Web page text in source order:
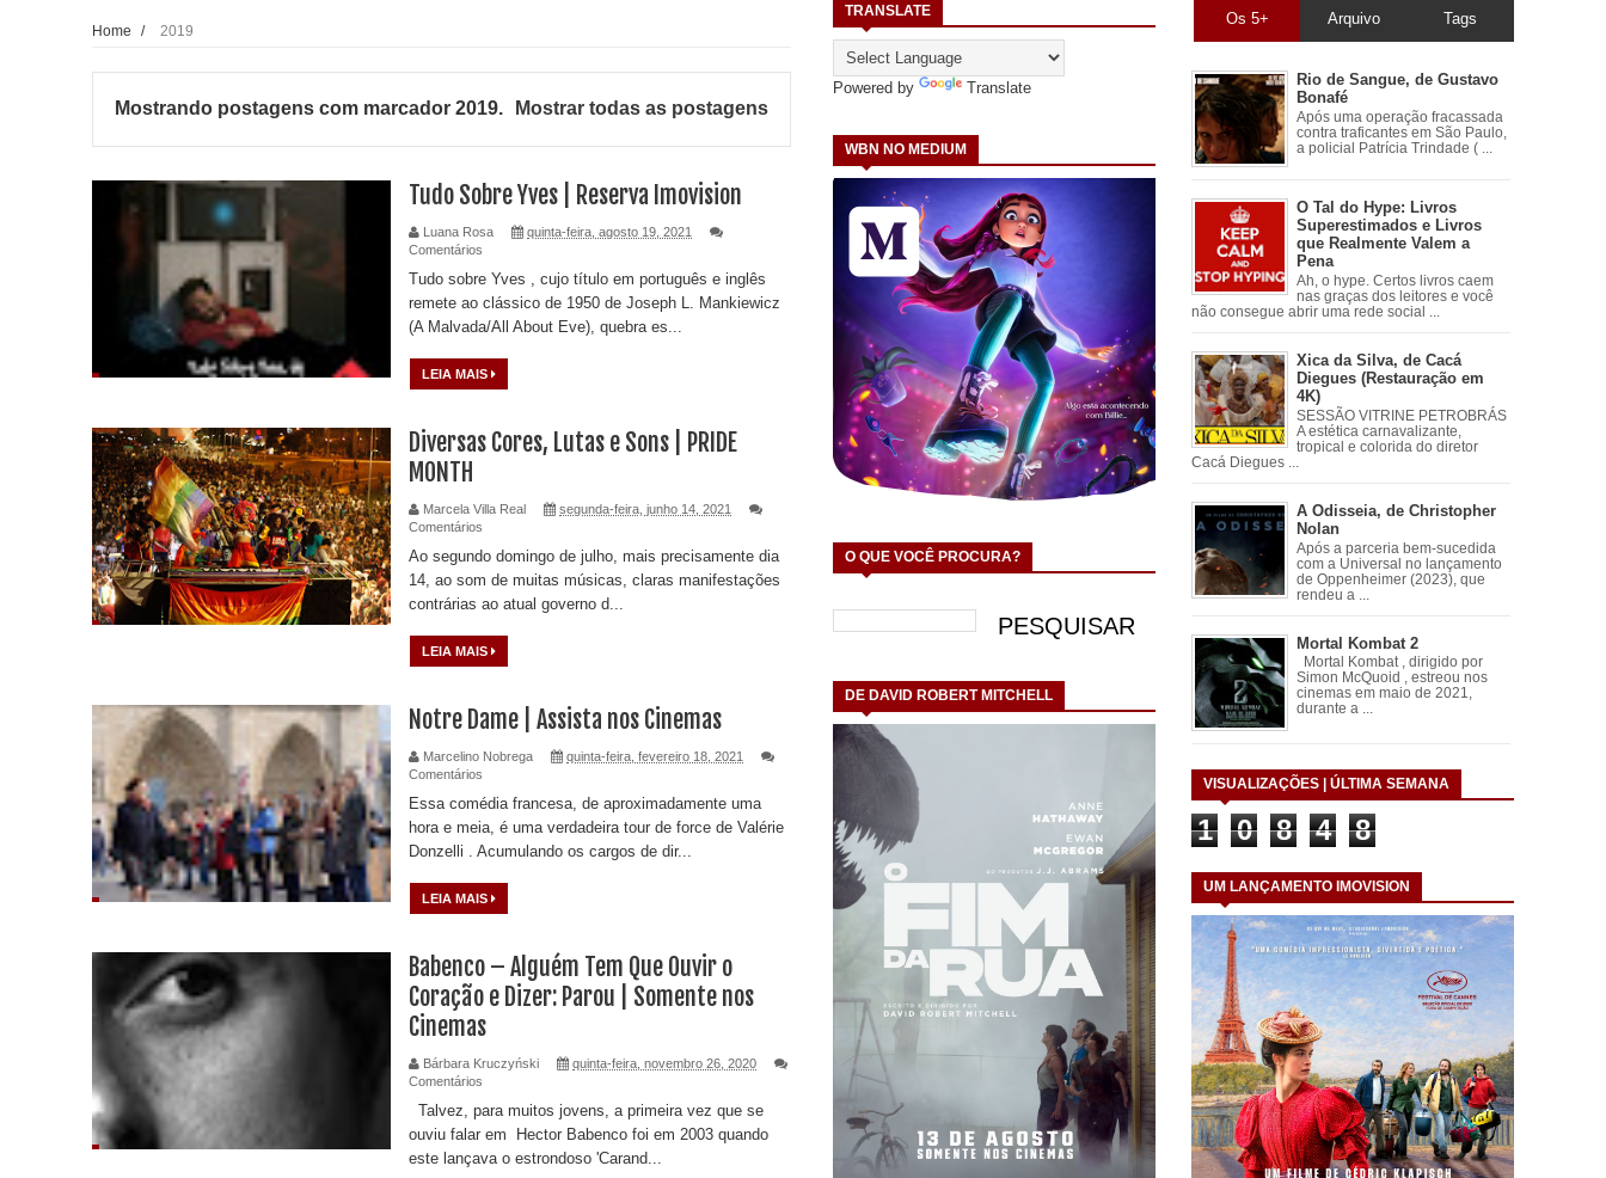
TRANSLATE
Powered by Translate
WBN NO MEDIUM
O QUE VOCÊ PROCURA?
DE DAVID ROBERT MITCHELL
Home / 2019
Mostrando postagens com marcador 2019. Mostrar todas as postagens
Tudo Sobre Yves | Reserva Imovision
Luana Rosa
quinta-feira, agosto 19, 2021
Comentários
Tudo sobre Yves , cujo título em português e inglês
remete ao clássico de 1950 de Joseph L. Mankiewicz
(A Malvada/All About Eve), quebra es...
LEIA MAIS
Diversas Cores, Lutas e Sons | PRIDE
MONTH
Marcela Villa Real
segunda-feira, junho 14, 2021
Comentários
Ao segundo domingo de julho, mais precisamente dia
14, ao som de muitas músicas, claras manifestações
contrárias ao atual governo d...
LEIA MAIS
Notre Dame | Assista nos Cinemas
Marcelino Nobrega
quinta-feira, fevereiro 18, 2021
Comentários
Essa comédia francesa, de aproximadamente uma
hora e meia, é uma verdadeira tour de force de Valérie
Donzelli . Acumulando os cargos de dir...
LEIA MAIS
Babenco – Alguém Tem Que Ouvir o
Coração e Dizer: Parou | Somente nos
Cinemas
Bárbara Kruczyński
quinta-feira, novembro 26, 2020
Comentários
Talvez, para muitos jovens, a primeira vez que se
ouviu falar em Hector Babenco foi em 2003 quando
este lançava o estrondoso 'Carand...
Os 5+ Arquivo Tags
Rio de Sangue, de Gustavo
Bonafé
Após uma operação fracassada
contra traficantes em São Paulo,
a policial Patrícia Trindade ( ...
O Tal do Hype: Livros
Superestimados e Livros
que Realmente Valem a
Pena
Ah, o hype. Certos livros caem
nas graças dos leitores e você
não consegue abrir uma rede social ...
Xica da Silva, de Cacá
Diegues (Restauração em
4K)
SESSÃO VITRINE PETROBRÁS
A estética carnavalizante,
tropical e colorida do diretor
Cacá Diegues ...
A Odisseia, de Christopher
Nolan
Após a parceria bem-sucedida
com a Universal no lançamento
de Oppenheimer (2023), que
rendeu a ...
Mortal Kombat 2
Mortal Kombat , dirigido por
Simon McQuoid , estreou nos
cinemas em maio de 2021,
durante a ...
VISUALIZAÇÕES | ÚLTIMA SEMANA
1 0 8 4 8
UM LANÇAMENTO IMOVISION